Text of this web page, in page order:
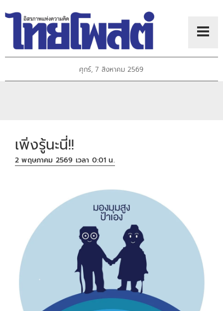
ศุกร์, 7 สิงหาคม 2569
เพิ่งรู้นะนี่!!
2 พฤษภาคม 2569 เวลา 0:01 น.